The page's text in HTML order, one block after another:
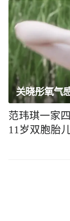
关晓彤氧气
范玮琪一家
11岁双胞胎